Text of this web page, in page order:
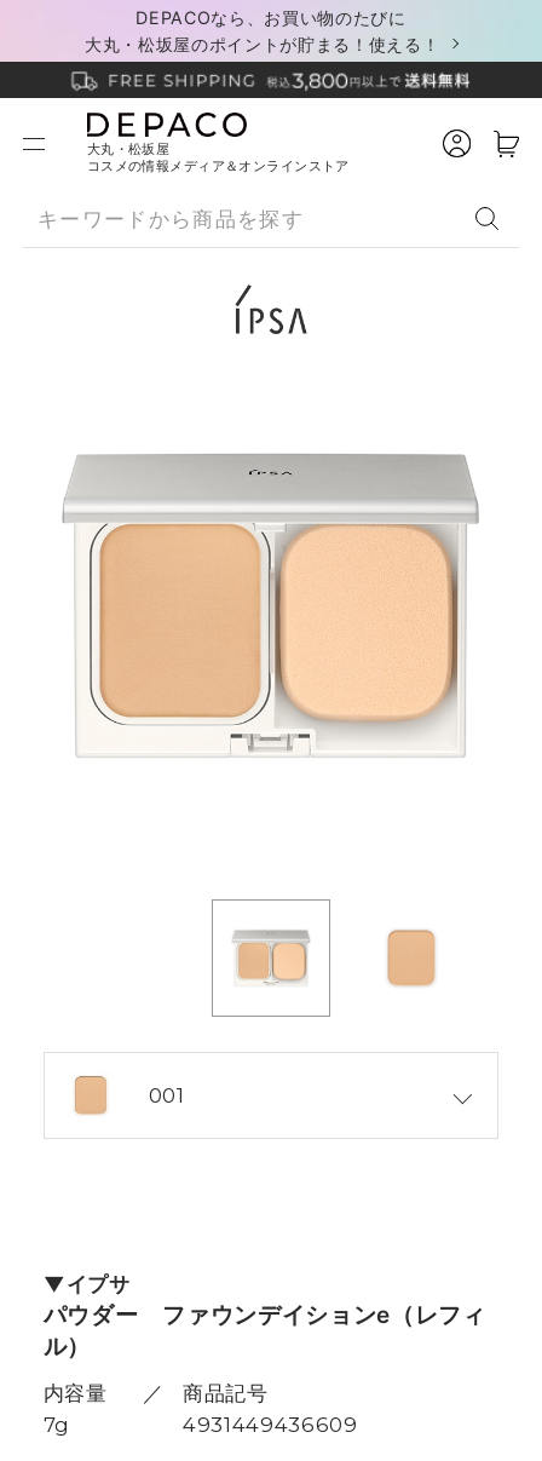
DEPACOなら、お買い物のたびに
大丸・松坂屋のポイントが貯まる！使える！
大丸・松坂屋
コスメの情報メディア＆オンラインストア
001
イプサ
パウダー ファウンデイションe（レフィ
ル）
内容量
7g
商品記号
4931449436609